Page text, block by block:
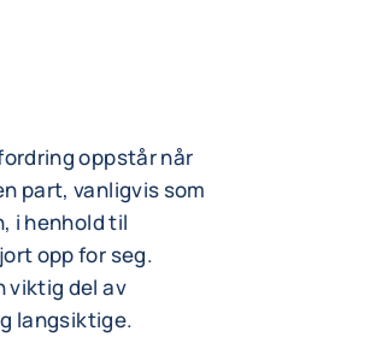
oppstår når
part, vanligvis som
i henhold til
opp for seg.
viktig del av
langsiktige.